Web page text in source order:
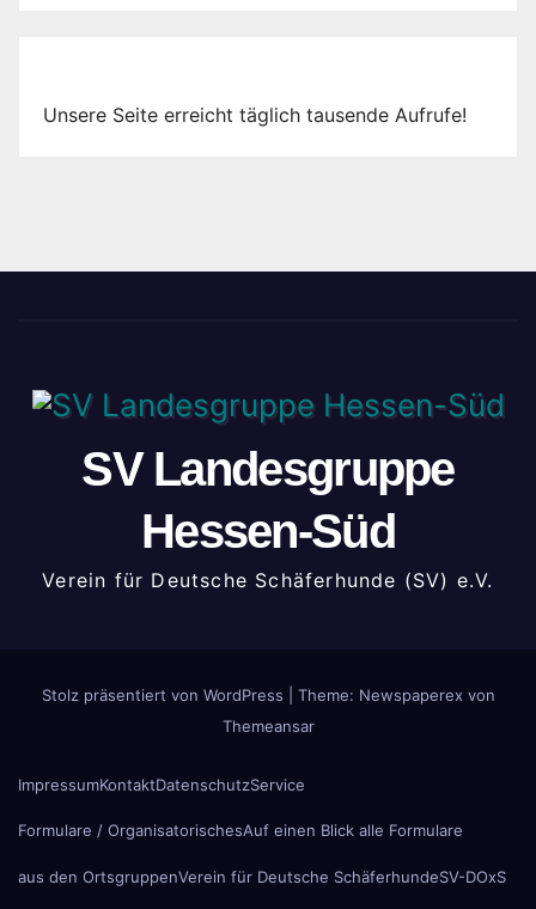
Unsere Seite erreicht täglich tausende Aufrufe!
SV Landesgruppe
Hessen-Süd
Verein für Deutsche Schäferhunde (SV) e.V.
Stolz präsentiert von WordPress
Theme: Newspaperex von
Themeansar
ImpressumKontaktDatenschutzService
Formulare / OrganisatorischesAuf einen Blick alle Formulare
aus den OrtsgruppenVerein für Deutsche SchäferhundeSV-DOxS